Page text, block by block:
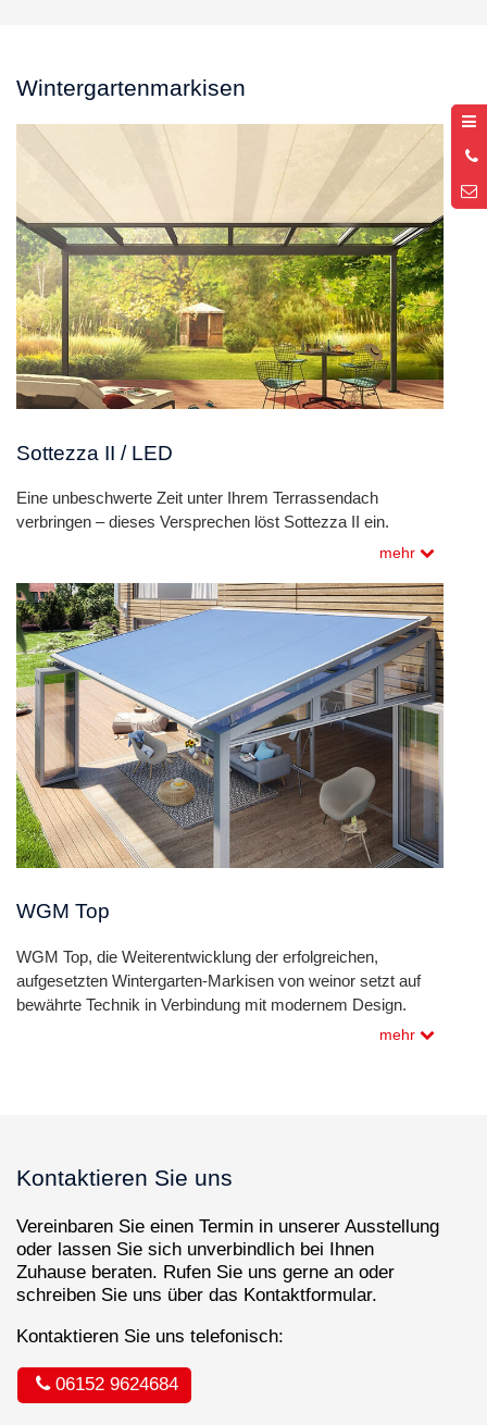
Wintergartenmarkisen
Sottezza II / LED
Eine unbeschwerte Zeit unter Ihrem Terrassendach
verbringen – dieses Versprechen löst Sottezza II ein.
mehr
WGM Top
WGM Top, die Weiterentwicklung der erfolgreichen,
aufgesetzten Wintergarten-Markisen von weinor setzt auf
bewährte Technik in Verbindung mit modernem Design.
mehr
Kontaktieren Sie uns
Vereinbaren Sie einen Termin in unserer Ausstellung
oder lassen Sie sich unverbindlich bei Ihnen
Zuhause beraten. Rufen Sie uns gerne an oder
schreiben Sie uns über das Kontaktformular.
Kontaktieren Sie uns telefonisch:
06152 9624684